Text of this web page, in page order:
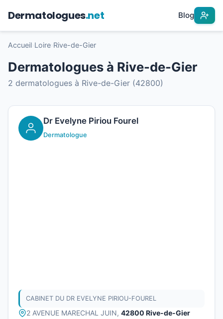
Dermatologues.net Blog
Accueil Loire Rive-de-Gier
Dermatologues à Rive-de-Gier
2 dermatologues à Rive-de-Gier (42800)
Dr Evelyne Piriou Fourel
Dermatologue
CABINET DU DR EVELYNE PIRIOU-FOUREL
2 AVENUE MARECHAL JUIN, 42800 Rive-de-Gier